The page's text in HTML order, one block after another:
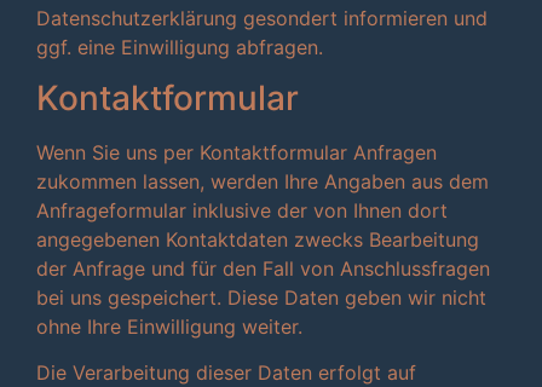
Datenschutzerklärung gesondert informieren und
ggf. eine Einwilligung abfragen.
Kontaktformular
Wenn Sie uns per Kontaktformular Anfragen
zukommen lassen, werden Ihre Angaben aus dem
Anfrageformular inklusive der von Ihnen dort
angegebenen Kontaktdaten zwecks Bearbeitung
der Anfrage und für den Fall von Anschlussfragen
bei uns gespeichert. Diese Daten geben wir nicht
ohne Ihre Einwilligung weiter.
Die Verarbeitung dieser Daten erfolgt auf